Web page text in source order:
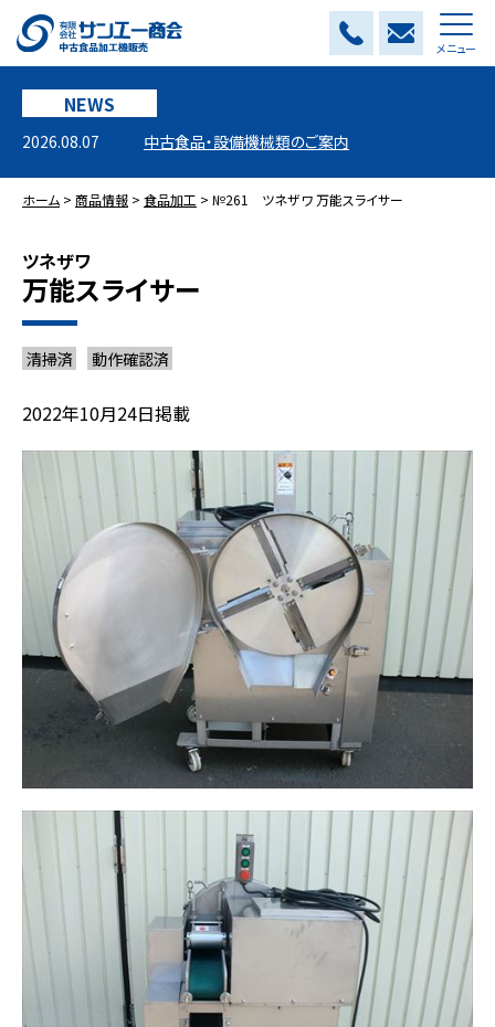
メニュー
NEWS
2026.08.07 中古食品・設備機械類のご案内
ホーム > 商品情報 > 食品加工 > №261 ツネザワ 万能スライサー
ツネザワ
万能スライサー
清掃済 動作確認済
2022年10月24日掲載